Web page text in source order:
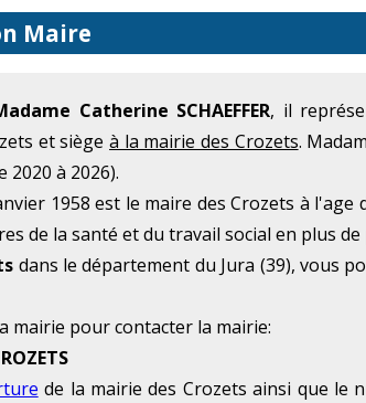
Maire
Catherine SCHAEFFER, il
et siègeà la mairie des Crozets.
à 2026).
1958 est le maire des Crozets à l'age
de la santé et du travail social en plus
dans le département du Jura (39), vous
mairie pour contacter la mairie:
de la mairie des Crozets ainsi que le